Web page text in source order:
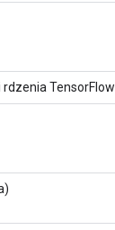
TensorFlow